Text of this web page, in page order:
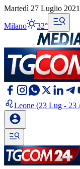
Martedì 27 Luglio 2021
Milano 32°
Leone (23 Lug - 23